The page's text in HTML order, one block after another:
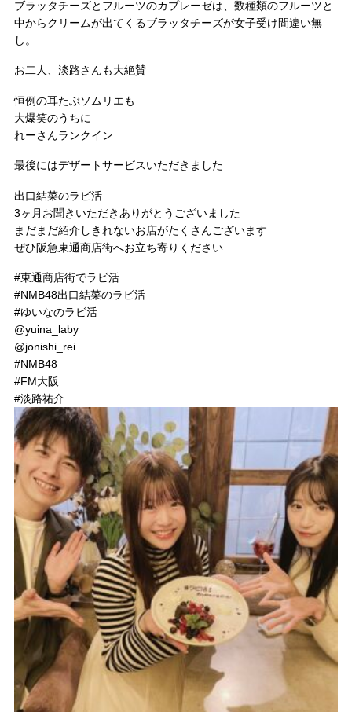
ブラッタチーズとフルーツのカプレーゼは、数種類のフルーツと
中からクリームが出てくるブラッタチーズが女子受け間違い無
し。
お二人、淡路さんも大絶賛
恒例の耳たぶソムリエも
大爆笑のうちに
れーさんランクイン
最後にはデザートサービスいただきました
出口結菜のラビ活
3ヶ月お聞きいただきありがとうございました
まだまだ紹介しきれないお店がたくさんございます
ぜひ阪急東通商店街へお立ち寄りください
#東通商店街でラビ活
#NMB48出口結菜のラビ活
#ゆいなのラビ活
@yuina_laby
@jonishi_rei
#NMB48
#FM大阪
#淡路祐介